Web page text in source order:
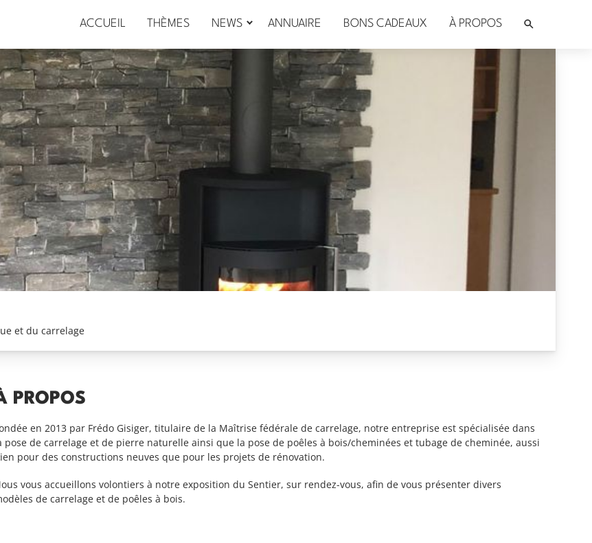
ACCUEIL THÈMES NEWS ANNUAIRE BONS CADEAUX À PROPOS
et du carrelage
PROPOS
en 2013 par Frédo Gisiger, titulaire de la Maîtrise fédérale de carrelage, notre entreprise est spécialisée dans
pose de carrelage et de pierre naturelle ainsi que la pose de poêles à bois/cheminées et tubage de cheminée, aussi
pour des constructions neuves que pour les projets de rénovation.
vous accueillons volontiers à notre exposition du Sentier, sur rendez-vous, afin de vous présenter divers
de carrelage et de poêles à bois.